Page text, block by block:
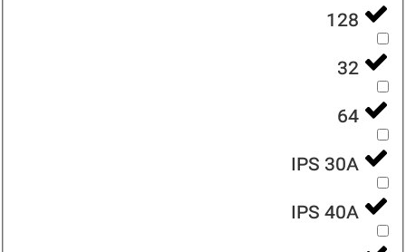
128
32
64
IPS 30A
IPS 40A